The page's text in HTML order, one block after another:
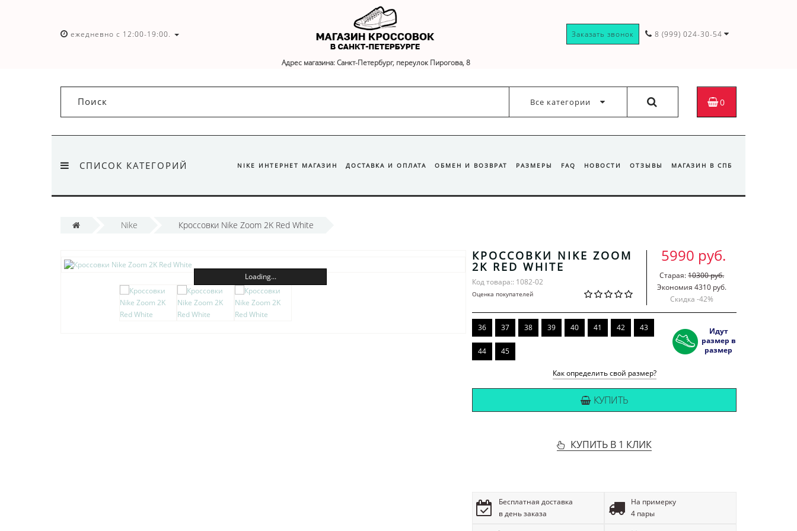
ежедневно с 12:00-19:00.
Адрес магазина: Санкт-Петербург, переулок Пирогова, 8
Заказать звонок 8 (999) 024-30-54
Все категории 0
СПИСОК КАТЕГОРИЙ NIKE ИНТЕРНЕТ МАГАЗИН ДОСТАВКА И ОПЛАТА ОБМЕН И ВОЗВРАТ РАЗМЕРЫ FAQ НОВОСТИ ОТЗЫВЫ МАГАЗИН В СПБ
Nike Кроссовки Nike Zoom 2K Red White
Loading...
КРОССОВКИ NIKE ZOOM
2K RED WHITE
Код товара:: 1082-02
Оценка покупателей
5990 руб.
Старая:10300 руб.
Экономия 4310 руб.
Скидка -42%
36 37 38 39 40 41 42 43
44 45
Идут
размер в
размер
Как определить свой размер?
КУПИТЬ
КУПИТЬ В 1 КЛИК
Бесплатная доставка
в день заказа
На примерку
4 пары